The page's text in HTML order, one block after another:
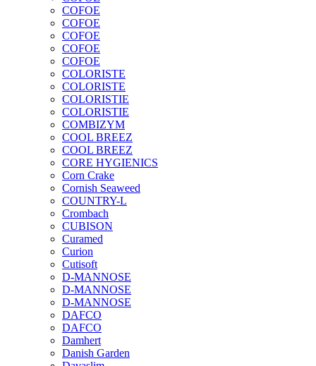
COFOE
COFOE
COFOE
COFOE
COFOE
COLORISTE
COLORISTE
COLORISTIE
COLORISTIE
COMBIZYM
COOL BREEZ
COOL BREEZ
CORE HYGIENICS
Corn Crake
Cornish Seaweed
COUNTRY-L
Crombach
CUBISON
Curamed
Curion
Cutisoft
D-MANNOSE
D-MANNOSE
D-MANNOSE
DAFCO
DAFCO
Damhert
Danish Garden